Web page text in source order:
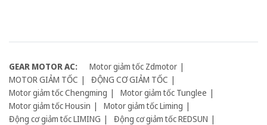
GEAR MOTOR AC:
Motor giảm tốc Zdmotor
MOTOR GIẢM TỐC
ĐỘNG CƠ GIẢM TỐC
Motor giảm tốc Chengming
Motor giảm tốc Tunglee
Motor giảm tốc Housin
Motor giảm tốc Liming
Động cơ giảm tốc LIMING
Động cơ giảm tốc REDSUN